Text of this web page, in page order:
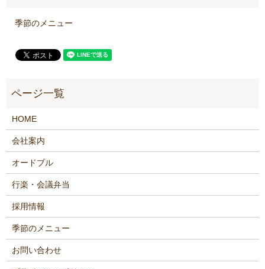
季節のメニュー
HOME
会社案内
オードブル
行楽・会議弁当
採用情報
季節のメニュー
お問い合わせ